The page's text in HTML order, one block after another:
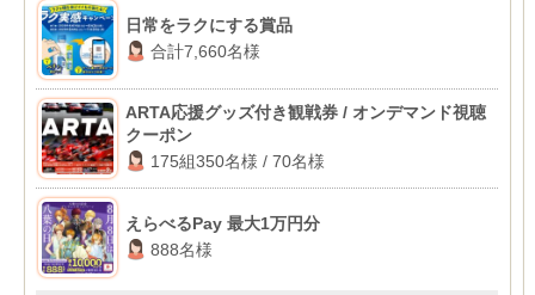
日常をラクにする賞品
合計7,660名様
ARTA応援グッズ付き観戦券 / オンデマンド視聴
クーポン
175組350名様 / 70名様
えらべるPay 最大1万円分
888名様